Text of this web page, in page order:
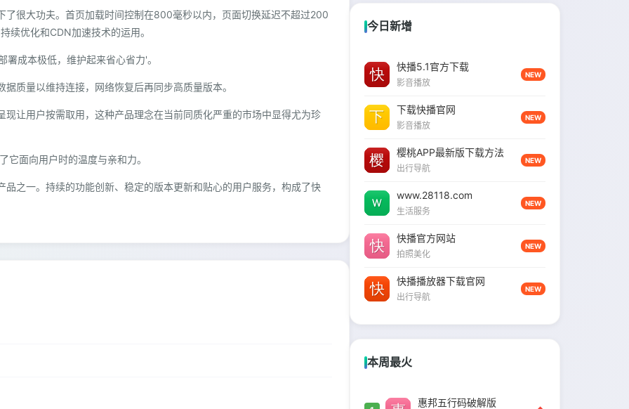
了很大功夫。首页加载时间控制在800毫秒以内，页面切换延迟不超过200
续优化和CDN加速技术的运用。
成本极低，维护起来省心省力'。
质量以维持连接，网络恢复后再同步高质量版本。
让用户按需取用，这种产品理念在当前同质化严重的市场中显得尤为珍
面向用户时的温度与亲和力。
之一。持续的功能创新、稳定的版本更新和贴心的用户服务，构成了快
今日新增
快播5.1官方下载
影音播放
NEW
下载快播官网
影音播放
NEW
樱桃APP最新版下载方法
出行导航
NEW
www.28118.com
生活服务
NEW
快播官方网站
拍照美化
NEW
快播播放器下载官网
出行导航
NEW
本周最火
惠邦五行码破解版